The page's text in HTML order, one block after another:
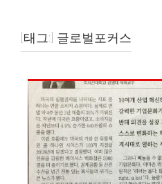
[태그:] 글로벌포커스